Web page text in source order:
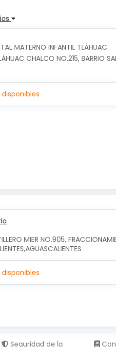
MATERNO INFANTIL TLÁHUAC
CHALCO NO.215, BARRIO
disponibles
MIER NO.905,
disponibles
Seguridad de la